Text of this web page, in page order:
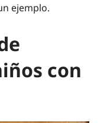
ejemplo.
con